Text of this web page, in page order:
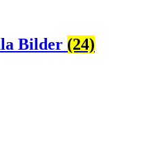
Bilder (24)